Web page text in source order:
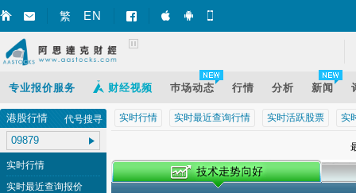
繁 EN 智财迅 (iPhone)
智财迅 (Android)
专业报价服务 财经视频 巿场动态 行情 分析 新闻
实时行情 实时最近查询行情 实时活跃股票 实
港股行情 代号搜寻
实时行情
实时最近查询报价